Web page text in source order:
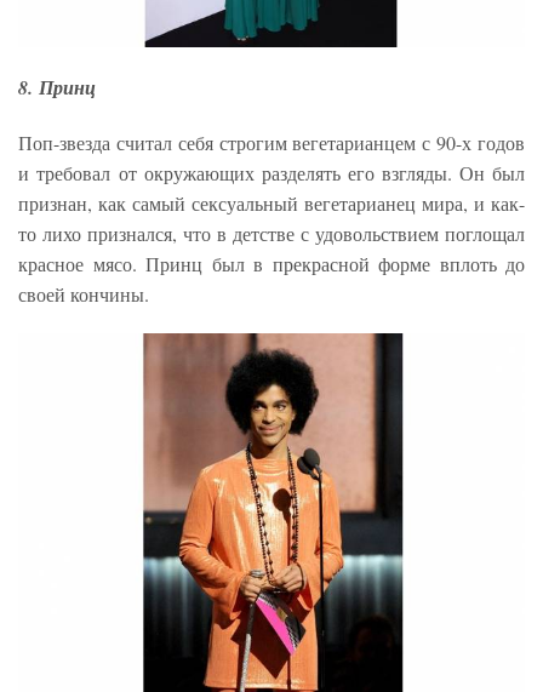
8. Принц
Поп-звезда считал себя строгим вегетарианцем с 90-х годов
и требовал от окружающих разделять его взгляды. Он был
признан, как самый сексуальный вегетарианец мира, и как-
то лихо признался, что в детстве с удовольствием поглощал
красное мясо. Принц был в прекрасной форме вплоть до
своей кончины.